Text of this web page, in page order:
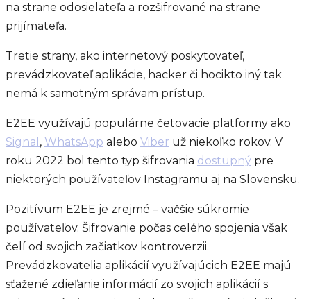
na strane odosielateľa a rozšifrované na strane
prijímateľa.
Tretie strany, ako internetový poskytovateľ,
prevádzkovateľ aplikácie, hacker či hocikto iný tak
nemá k samotným správam prístup.
E2EE využívajú populárne četovacie platformy ako
Signal , WhatsApp alebo Viber už niekoľko rokov. V
roku 2022 bol tento typ šifrovania dostupný pre
niektorých používateľov Instagramu aj na Slovensku.
Pozitívum E2EE je zrejmé – väčšie súkromie
používateľov. Šifrovanie počas celého spojenia však
čelí od svojich začiatkov kontroverzii.
Prevádzkovatelia aplikácií využívajúcich E2EE majú
sťažené zdieľanie informácií zo svojich aplikácií s